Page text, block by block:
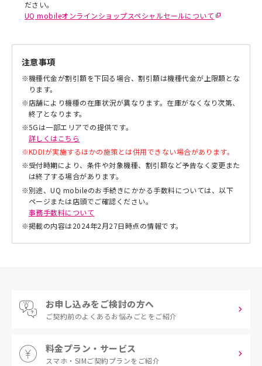
ださい。
UQ mobileオンラインショップスペシャルセールについて
注意事項
※機種代金が割引額を下回る場合、割引額は機種代金が上限額とな
ります。
※店舗により機種の在庫状況が異なります。在庫がなくなり次第、
終了となります。
※5Gは一部エリアでの提供です。
詳しくはこちら
※KDDIが実施するほかの施策とは併用できない場合があります。
※受付時期により、条件や対象機種、割引額など予告なく変更また
は終了する場合があります。
※別途、UQ mobileのお手続きにかかる手数料については、以下
ページまたは店頭でご確認ください。
事務手数料について
※掲載の内容は2024年2月27日時点の情報です。
お申し込みをご検討の方へ
ご契約前のよくあるお悩みごとをご紹介
料金プラン・サービス
スマホ・SIMご契約プランをご紹介